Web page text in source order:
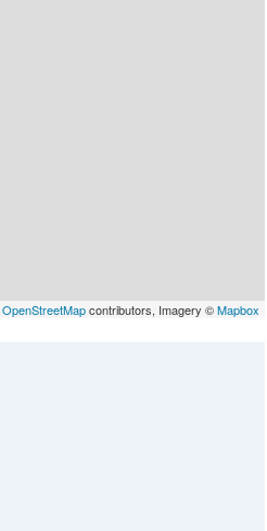
OpenStreetMapcontributors, Imagery ©Mapbox